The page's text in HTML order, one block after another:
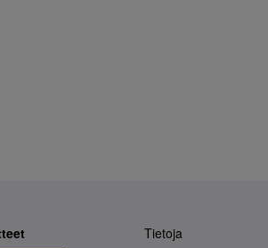
Tietoja